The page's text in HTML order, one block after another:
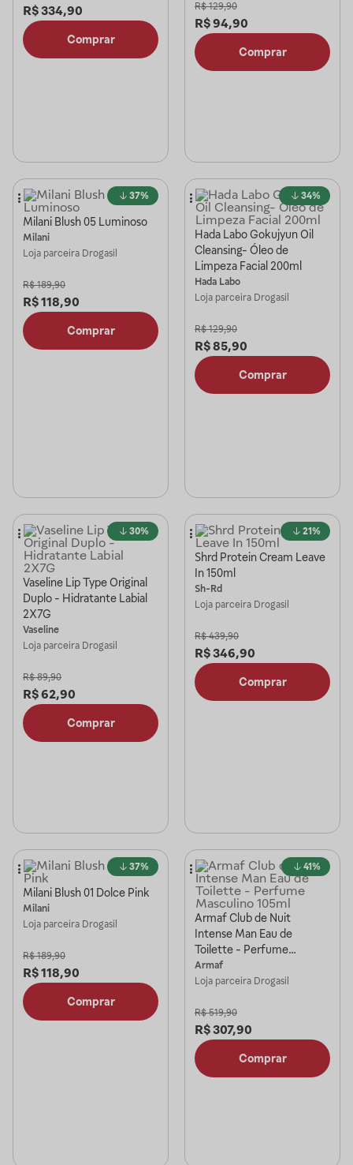
R$334,90
Comprar
R$ 129,90
R$94,90
Comprar
37%
Milani Blush 05 Luminoso
Milani
Loja parceira Drogasil
R$ 189,90
R$118,90
Comprar
34%
Hada Labo Gokujyun Oil
Cleansing- Óleo de
Limpeza Facial 200ml
Hada Labo
Loja parceira Drogasil
R$ 129,90
R$85,90
Comprar
30%
Vaseline Lip Type Original
Duplo - Hidratante Labial
2X7G
Vaseline
Loja parceira Drogasil
R$ 89,90
R$62,90
Comprar
21%
Shrd Protein Cream Leave
In 150ml
Sh-Rd
Loja parceira Drogasil
R$ 439,90
R$346,90
Comprar
37%
Milani Blush 01 Dolce Pink
Milani
Loja parceira Drogasil
R$ 189,90
R$118,90
Comprar
41%
Armaf Club de Nuit
Intense Man Eau de
Toilette - Perfume
Masculino 105ml
Armaf
Loja parceira Drogasil
R$ 519,90
R$307,90
Comprar